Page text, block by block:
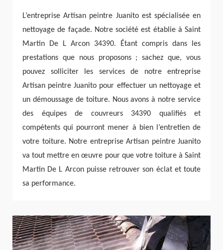
L’entreprise Artisan peintre Juanito est spécialisée en
nettoyage de façade. Notre société est établie à Saint
Martin De L Arcon 34390. Étant compris dans les
prestations que nous proposons ; sachez que, vous
pouvez solliciter les services de notre entreprise
Artisan peintre Juanito pour effectuer un nettoyage et
un démoussage de toiture. Nous avons à notre service
des équipes de couvreurs 34390 qualifiés et
compétents qui pourront mener à bien l’entretien de
votre toiture. Notre entreprise Artisan peintre Juanito
va tout mettre en œuvre pour que votre toiture à Saint
Martin De L Arcon puisse retrouver son éclat et toute
sa performance.